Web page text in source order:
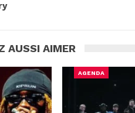
AUSSI AIMER
AGENDA